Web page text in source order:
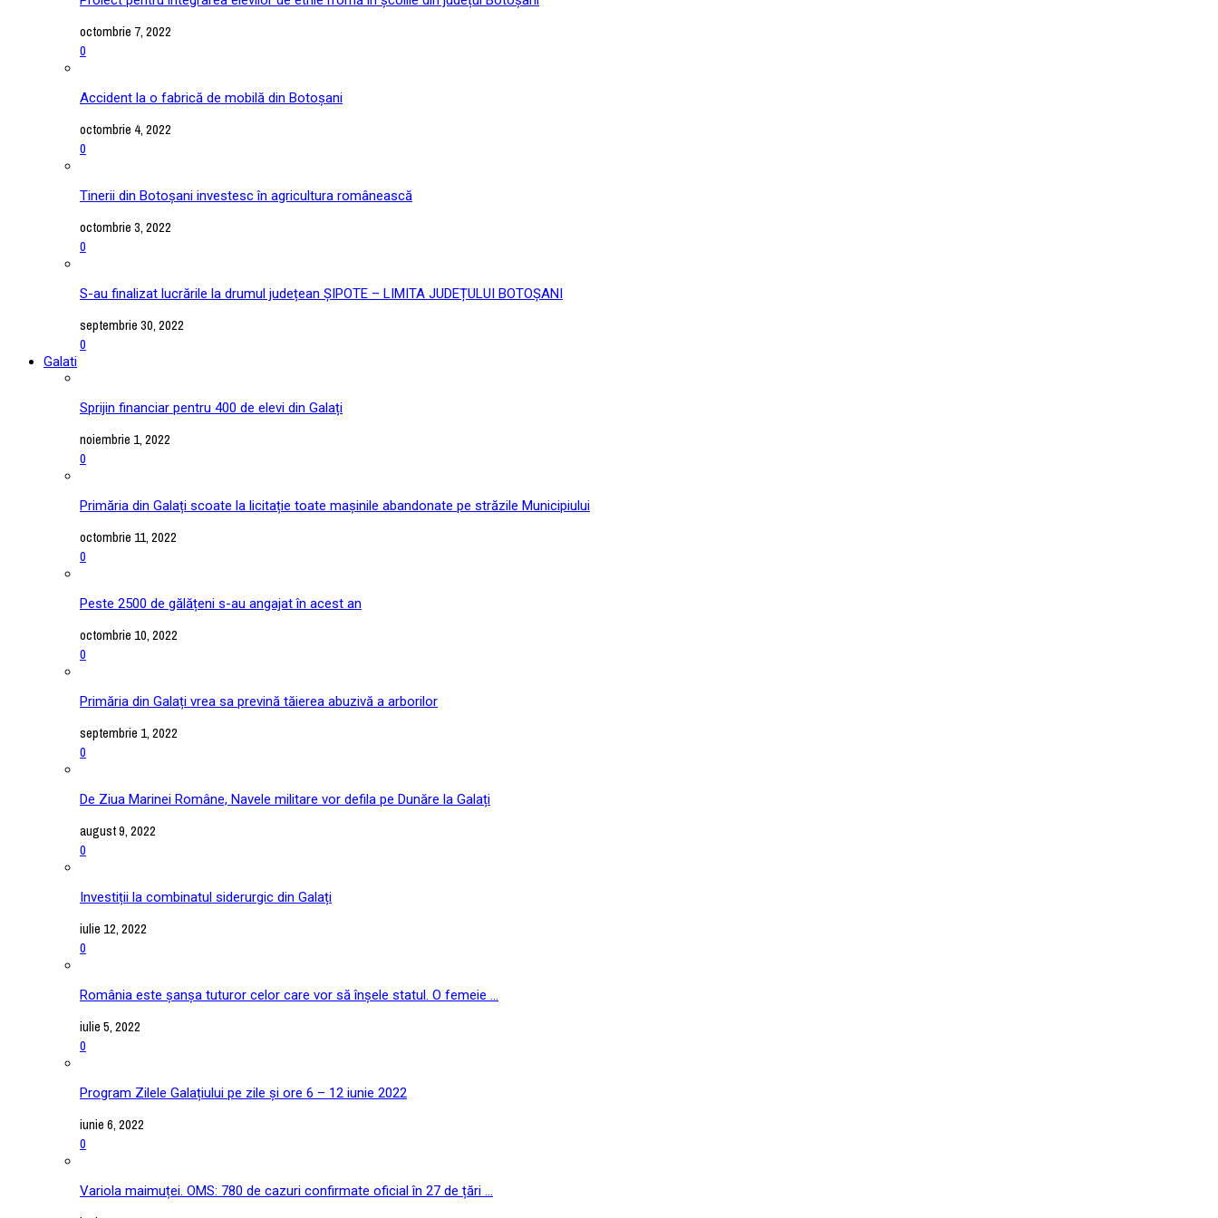
octombrie 7, 2022
0
Accident la o fabrică de mobilă din Botoșani
octombrie 4, 2022
0
Tinerii din Botoșani investesc în agricultura românească
octombrie 3, 2022
0
S-au finalizat lucrările la drumul județean ȘIPOTE – LIMITA JUDEȚULUI BOTOȘANI
septembrie 30, 2022
0
Galati
Sprijin financiar pentru 400 de elevi din Galați
noiembrie 1, 2022
0
Primăria din Galați scoate la licitație toate mașinile abandonate pe străzile Municipiului
octombrie 11, 2022
0
Peste 2500 de gălățeni s-au angajat în acest an
octombrie 10, 2022
0
Primăria din Galați vrea sa prevină tăierea abuzivă a arborilor
septembrie 1, 2022
0
De Ziua Marinei Române, Navele militare vor defila pe Dunăre la Galați
august 9, 2022
0
Investiții la combinatul siderurgic din Galați
iulie 12, 2022
0
România este șanșa tuturor celor care vor să înșele statul. O femeie ...
iulie 5, 2022
0
Program Zilele Galațiului pe zile și ore 6 – 12 iunie 2022
iunie 6, 2022
0
Variola maimuței. OMS: 780 de cazuri confirmate oficial în 27 de țări ...